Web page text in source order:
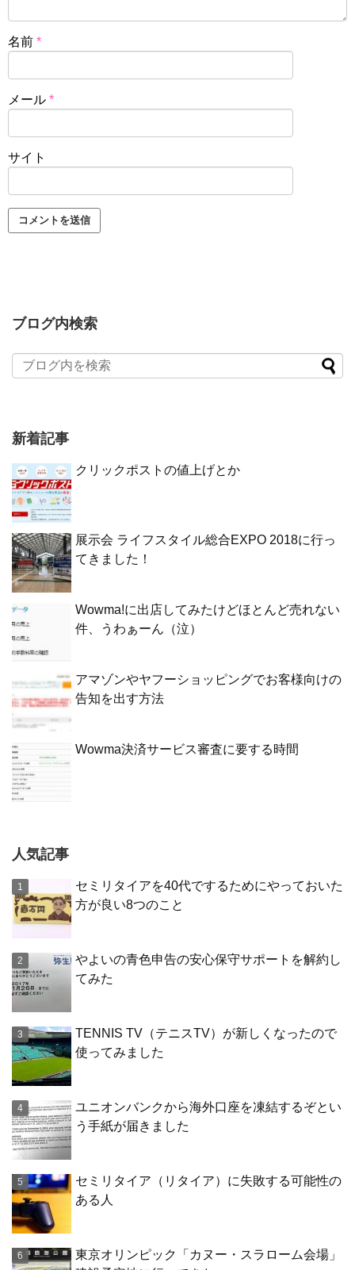
名前 *
メール *
サイト
ブログ内検索
新着記事
クリックポストの値上げとか
展示会 ライフスタイル総合EXPO 2018に行っ
てきました！
Wowma!に出店してみたけどほとんど売れない
件、うわぁーん（泣）
アマゾンやヤフーショッピングでお客様向けの
告知を出す方法
Wowma決済サービス審査に要する時間
人気記事
セミリタイアを40代でするためにやっておいた
方が良い8つのこと
やよいの青色申告の安心保守サポートを解約し
てみた
TENNIS TV（テニスTV）が新しくなったので
使ってみました
ユニオンバンクから海外口座を凍結するぞとい
う手紙が届きました
セミリタイア（リタイア）に失敗する可能性の
ある人
東京オリンピック「カヌー・スラローム会場」